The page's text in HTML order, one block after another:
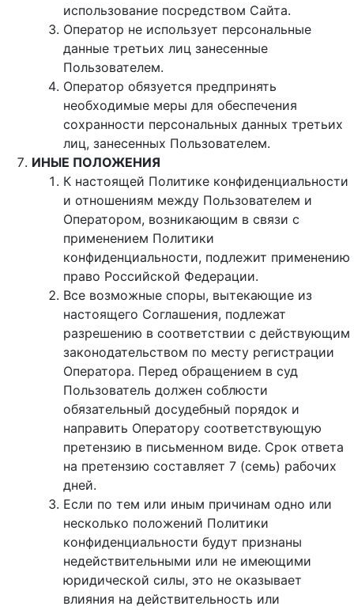
использование посредством Сайта.
Оператор не использует персональные
данные третьих лиц занесенные
Пользователем.
Оператор обязуется предпринять
необходимые меры для обеспечения
сохранности персональных данных третьих
лиц, занесенных Пользователем.
ИНЫЕ ПОЛОЖЕНИЯ
К настоящей Политике конфиденциальности
и отношениям между Пользователем и
Оператором, возникающим в связи с
применением Политики
конфиденциальности, подлежит применению
право Российской Федерации.
Все возможные споры, вытекающие из
настоящего Соглашения, подлежат
разрешению в соответствии с действующим
законодательством по месту регистрации
Оператора. Перед обращением в суд
Пользователь должен соблюсти
обязательный досудебный порядок и
направить Оператору соответствующую
претензию в письменном виде. Срок ответа
на претензию составляет 7 (семь) рабочих
дней.
Если по тем или иным причинам одно или
несколько положений Политики
конфиденциальности будут признаны
недействительными или не имеющими
юридической силы, это не оказывает
влияния на действительность или